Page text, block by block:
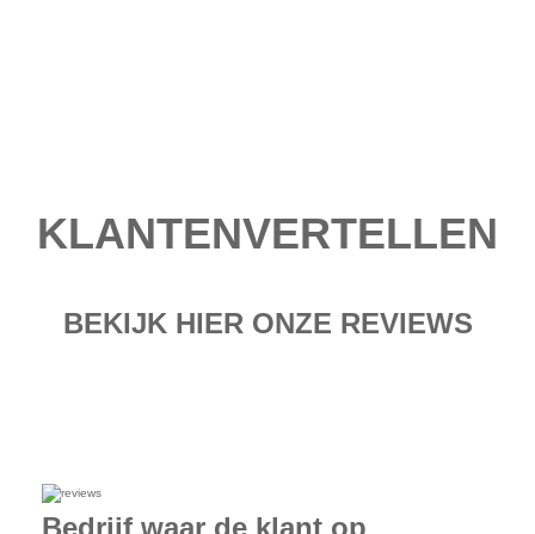
KLANTENVERTELLEN
BEKIJK HIER ONZE REVIEWS
Bedrijf waar de klant op